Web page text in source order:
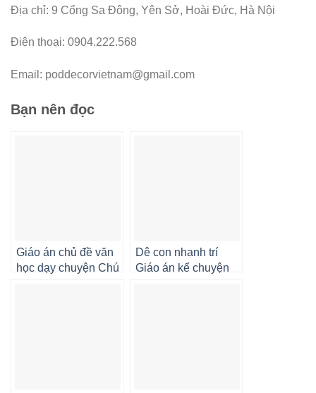
Địa chỉ: 9 Cổng Sa Đông, Yên Sở, Hoài Đức, Hà Nội
Điện thoại: 0904.222.568
Email: poddecorvietnam@gmail.com
Bạn nên đọc
Giáo án chủ đề văn
học dạy chuyện Chú
Dê con nhanh trí
Giáo án kể chuyện